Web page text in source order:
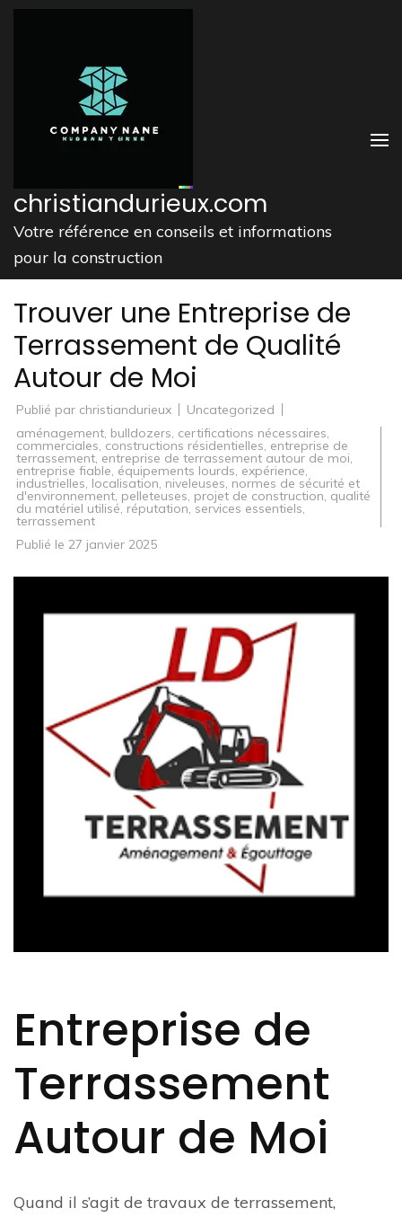
Aller
christiandurieux.com
Votre référence en conseils et informations
pour la construction
Trouver une Entreprise de
Terrassement de Qualité
Autour de Moi
Publié par christiandurieux
Uncategorized
aménagement, bulldozers, certifications nécessaires,
commerciales, constructions résidentielles, entreprise de
terrassement, entreprise de terrassement autour de moi,
entreprise fiable, équipements lourds, expérience,
industrielles, localisation, niveleuses, normes de sécurité et
d'environnement, pelleteuses, projet de construction, qualité
du matériel utilisé, réputation, services essentiels,
terrassement
Publié le 27 janvier 2025
Entreprise de
Terrassement
Autour de Moi
Quand il s’agit de travaux de terrassement,